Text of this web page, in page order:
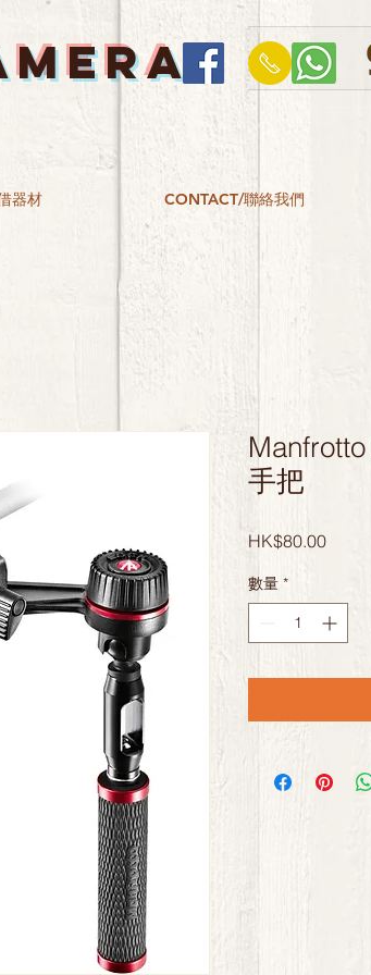
器材 CONTACT/聯絡我們
手把
HK$80.00價
數量 *